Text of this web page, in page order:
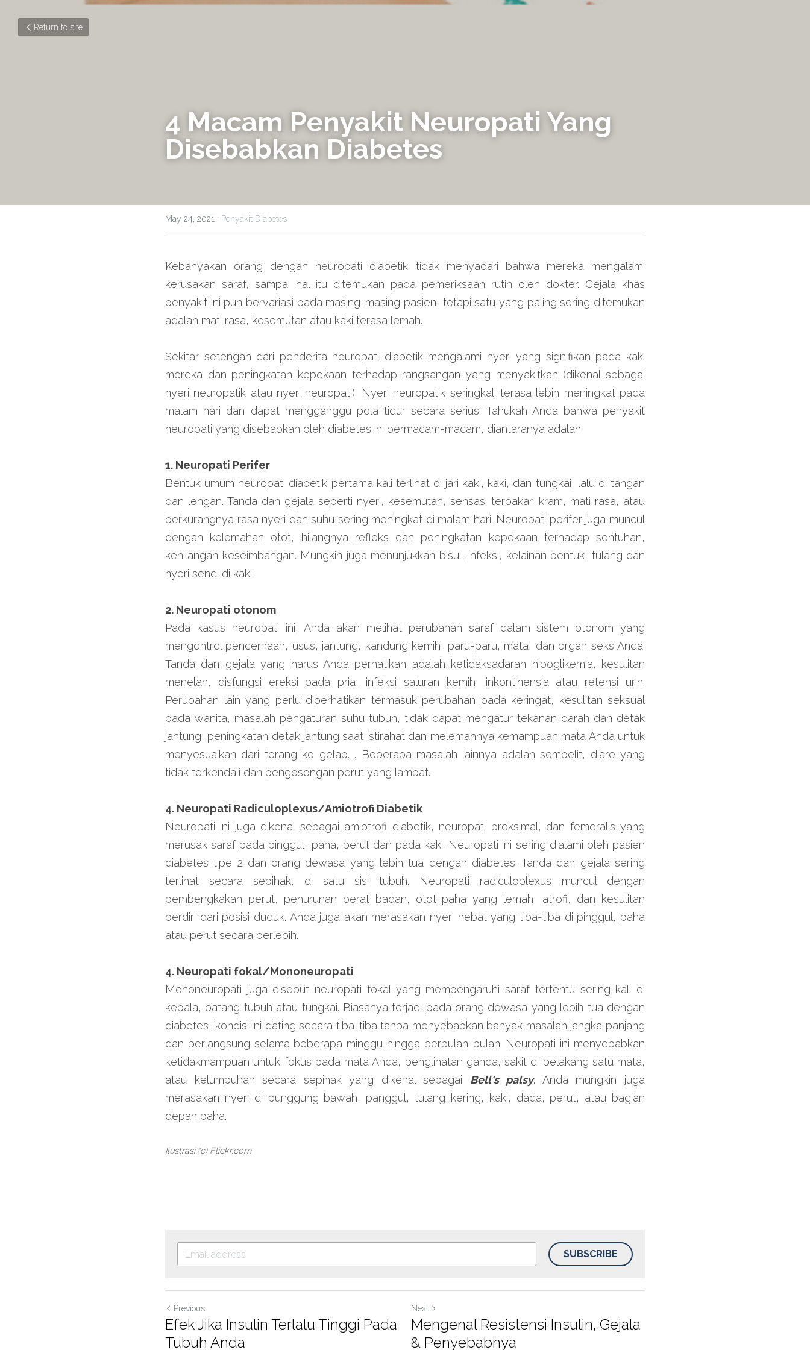
Return to site
4 Macam Penyakit Neuropati Yang
Disebabkan Diabetes
May 24, 2021 · Penyakit Diabetes
Kebanyakan orang dengan neuropati diabetik tidak menyadari bahwa mereka mengalami
kerusakan saraf, sampai hal itu ditemukan pada pemeriksaan rutin oleh dokter. Gejala khas
penyakit ini pun bervariasi pada masing-masing pasien, tetapi satu yang paling sering ditemukan
adalah mati rasa, kesemutan atau kaki terasa lemah.
Sekitar setengah dari penderita neuropati diabetik mengalami nyeri yang signifikan pada kaki
mereka dan peningkatan kepekaan terhadap rangsangan yang menyakitkan (dikenal sebagai
nyeri neuropatik atau nyeri neuropati). Nyeri neuropatik seringkali terasa lebih meningkat pada
malam hari dan dapat mengganggu pola tidur secara serius. Tahukah Anda bahwa penyakit
neuropati yang disebabkan oleh diabetes ini bermacam-macam, diantaranya adalah:
1. Neuropati Perifer
Bentuk umum neuropati diabetik pertama kali terlihat di jari kaki, kaki, dan tungkai, lalu di tangan
dan lengan. Tanda dan gejala seperti nyeri, kesemutan, sensasi terbakar, kram, mati rasa, atau
berkurangnya rasa nyeri dan suhu sering meningkat di malam hari. Neuropati perifer juga muncul
dengan kelemahan otot, hilangnya refleks dan peningkatan kepekaan terhadap sentuhan,
kehilangan keseimbangan. Mungkin juga menunjukkan bisul, infeksi, kelainan bentuk, tulang dan
nyeri sendi di kaki.
2. Neuropati otonom
Pada kasus neuropati ini, Anda akan melihat perubahan saraf dalam sistem otonom yang
mengontrol pencernaan, usus, jantung, kandung kemih, paru-paru, mata, dan organ seks Anda.
Tanda dan gejala yang harus Anda perhatikan adalah ketidaksadaran hipoglikemia, kesulitan
menelan, disfungsi ereksi pada pria, infeksi saluran kemih, inkontinensia atau retensi urin.
Perubahan lain yang perlu diperhatikan termasuk perubahan pada keringat, kesulitan seksual
pada wanita, masalah pengaturan suhu tubuh, tidak dapat mengatur tekanan darah dan detak
jantung, peningkatan detak jantung saat istirahat dan melemahnya kemampuan mata Anda untuk
menyesuaikan dari terang ke gelap. . Beberapa masalah lainnya adalah sembelit, diare yang
tidak terkendali dan pengosongan perut yang lambat.
4. Neuropati Radiculoplexus/Amiotrofi Diabetik
Neuropati ini juga dikenal sebagai amiotrofi diabetik, neuropati proksimal, dan femoralis yang
merusak saraf pada pinggul, paha, perut dan pada kaki. Neuropati ini sering dialami oleh pasien
diabetes tipe 2 dan orang dewasa yang lebih tua dengan diabetes. Tanda dan gejala sering
terlihat secara sepihak, di satu sisi tubuh. Neuropati radiculoplexus muncul dengan
pembengkakan perut, penurunan berat badan, otot paha yang lemah, atrofi, dan kesulitan
berdiri dari posisi duduk. Anda juga akan merasakan nyeri hebat yang tiba-tiba di pinggul, paha
atau perut secara berlebih.
4. Neuropati fokal/Mononeuropati
Mononeuropati juga disebut neuropati fokal yang mempengaruhi saraf tertentu sering kali di
kepala, batang tubuh atau tungkai. Biasanya terjadi pada orang dewasa yang lebih tua dengan
diabetes, kondisi ini dating secara tiba-tiba tanpa menyebabkan banyak masalah jangka panjang
dan berlangsung selama beberapa minggu hingga berbulan-bulan. Neuropati ini menyebabkan
ketidakmampuan untuk fokus pada mata Anda, penglihatan ganda, sakit di belakang satu mata,
atau kelumpuhan secara sepihak yang dikenal sebagai Bell's palsy. Anda mungkin juga
merasakan nyeri di punggung bawah, panggul, tulang kering, kaki, dada, perut, atau bagian
depan paha.
Ilustrasi (c) Flickr.com
SUBSCRIBE
Previous
Efek Jika Insulin Terlalu Tinggi Pada
Tubuh Anda
Next
Mengenal Resistensi Insulin, Gejala
& Penyebabnya